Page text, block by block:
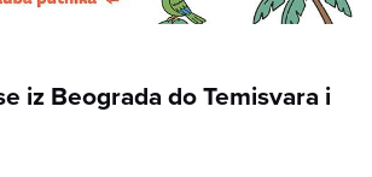
iz Beograda do Temisvara i